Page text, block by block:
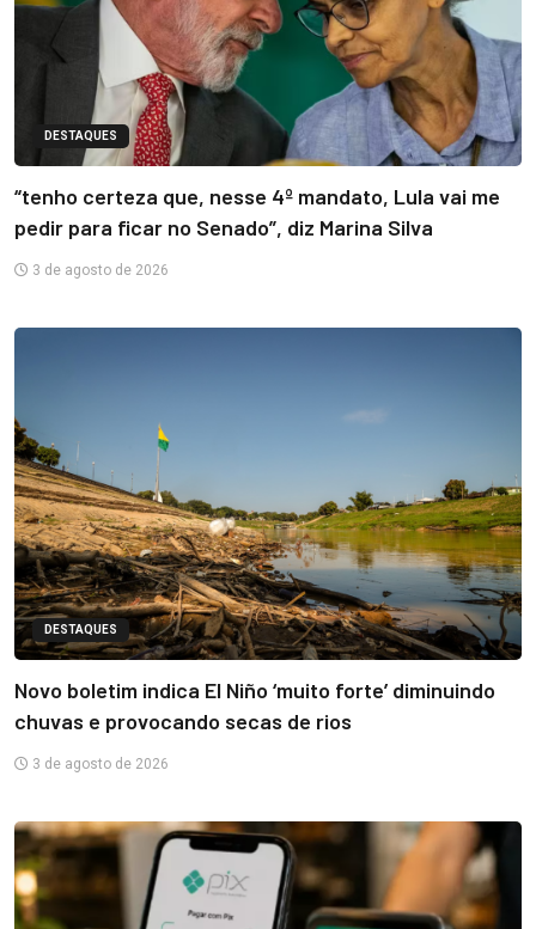
DESTAQUES
“tenho certeza que, nesse 4º mandato, Lula vai me
pedir para ficar no Senado”, diz Marina Silva
3 de agosto de 2026
DESTAQUES
Novo boletim indica El Niño ‘muito forte’ diminuindo
chuvas e provocando secas de rios
3 de agosto de 2026